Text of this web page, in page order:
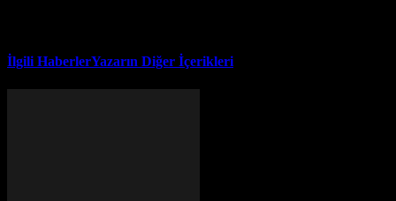
İlgili HaberlerYazarın Diğer İçerikleri